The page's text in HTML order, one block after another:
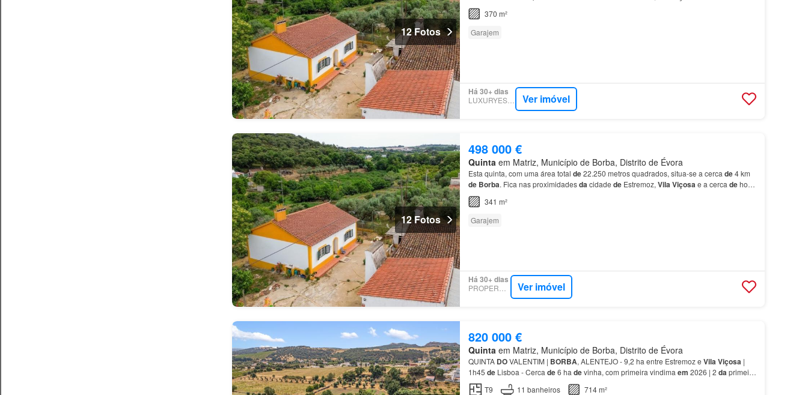
12 Fotos
e meia
370 m²
Garajem
Há 30+ dias
LUXURYESTATE Ver imóvel
12 Fotos
498 000 €
Quinta em Matriz, Município de Borba, Distrito de Évora
Esta quinta, com uma área total de22.250 metros quadrados, situa-se a cerca de4 km
de Borba. Fica nas proximidadesdacidade deEstremoz, VilaViçosae a cerca dehora
e meia
341 m²
Garajem
Há 30+ dias
PROPERSTAR Ver imóvel
820 000 €
Quinta em Matriz, Município de Borba, Distrito de Évora
QUINTA DOVALENTIM | BORBA, ALENTEJO - 9,2 ha entre Estremoz e VilaViçosa |
1h45 deLisboa - Cerca de6 ha devinha, com primeira vindima em 2026 | 2 daprimeira
vindima, uma casa senhorial e um projeto
T9 11 banheiros 714 m²